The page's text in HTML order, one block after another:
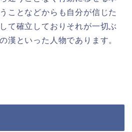
ことなどからも自分が信じた
て確立しておりそれが一切ぶ
漢といった人物であります。